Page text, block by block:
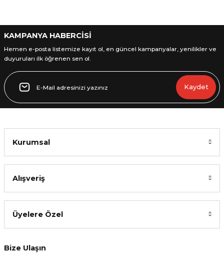
Gönder
KAMPANYA HABERCİSİ
Hemen e-posta listemize kayıt ol, en güncel kampanyalar, yenilikler ve
duyuruları ilk öğrenen sen ol.
Kaydet
Kurumsal
Alışveriş
Üyelere Özel
Bize Ulaşın